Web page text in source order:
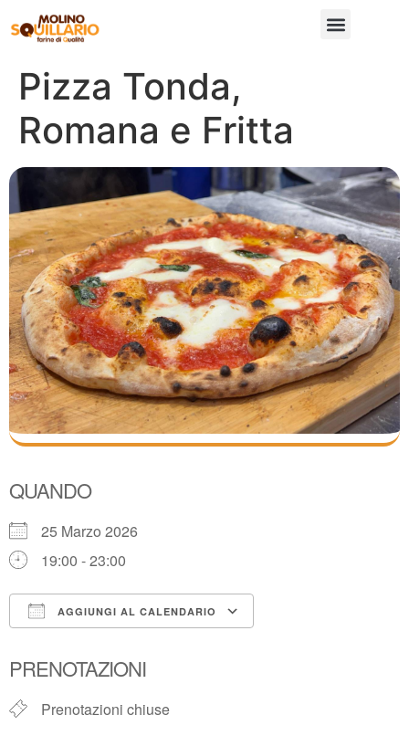
Pizza Tonda,
Romana e Fritta
QUANDO
25 Marzo 2026
19:00 - 23:00
AGGIUNGI AL CALENDARIO
PRENOTAZIONI
Prenotazioni chiuse